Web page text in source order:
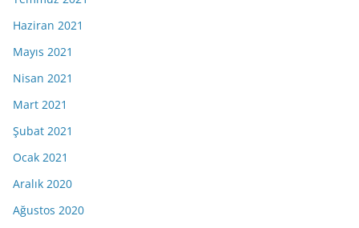
Haziran 2021
Mayıs 2021
Nisan 2021
Mart 2021
Şubat 2021
Ocak 2021
Aralık 2020
Ağustos 2020